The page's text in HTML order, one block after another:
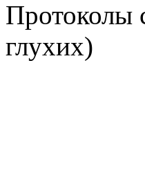
Протоколы
глухих)